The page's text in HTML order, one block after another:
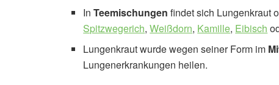
InTeemischungen findet sich Lungenkraut
Spitzwegerich,Weißdorn, Kamille, Eibisch
Lungenkraut wurde wegen seiner Form im
Lungenerkrankungen heilen.